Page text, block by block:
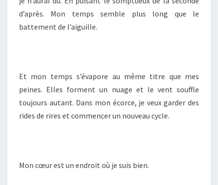
d’après. Mon temps semble plus long que le
battement de l’aiguille.
Et mon temps s’évapore au même titre que mes
peines. Elles forment un nuage et le vent souffle
toujours autant. Dans mon écorce, je veux garder des
rides de rires et commencer un nouveau cycle.
Mon cœur est un endroit où je suis bien.